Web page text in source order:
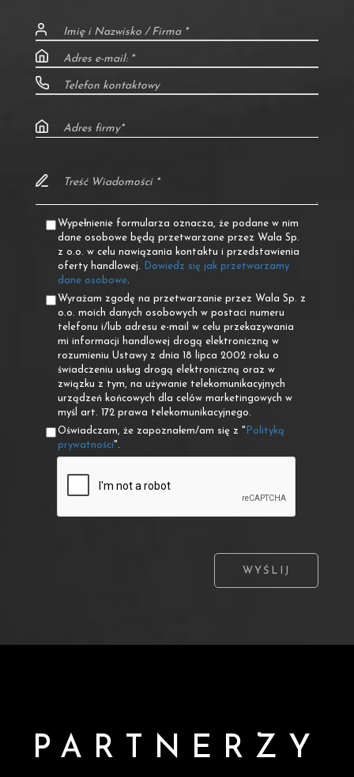
Wypełnienie formularza oznacza, że podane w nim
dane osobowe będą przetwarzane przez Wala Sp.
z o.o. w celu nawiązania kontaktu i przedstawienia
oferty handlowej.
Dowiedz się jak przetwarzamy
dane osobowe.
Wyrażam zgodę na przetwarzanie przez Wala Sp. z
o.o. moich danych osobowych w postaci numeru
telefonu i/lub adresu e-mail w celu przekazywania
mi informacji handlowej drogą elektroniczną w
rozumieniu Ustawy z dnia 18 lipca 2002 roku o
świadczeniu usług drogą elektroniczną oraz w
związku z tym, na używanie telekomunikacyjnych
urządzeń końcowych dla celów marketingowych w
myśl art. 172 prawa telekomunikacyjnego.
Oświadczam, że zapoznałem/am się z " Polityką
prywatności".
WYŚLIJ
PARTNERZY